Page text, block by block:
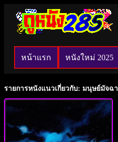
หน้าแรก หนังใหม่ 2025
รายการหนังแนวเกี่ยวกับ: มนุษย์มัจฉา